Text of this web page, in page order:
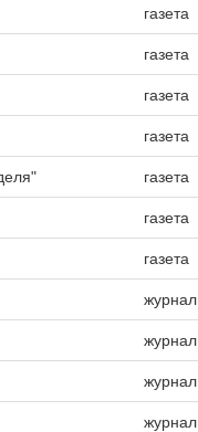
газета
газета
газета
газета
газета
газета
газета
журнал
журнал
журнал
журнал